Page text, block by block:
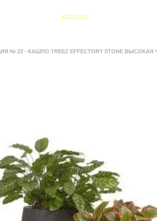
КАТАЛОГ
№ 22 - КАШПО TREEZ EFFECTORY STONE